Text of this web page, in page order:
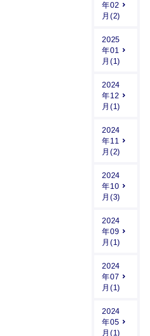
年02
月(2)
2025
年01
月(1)
2024
年12
月(1)
2024
年11
月(2)
2024
年10
月(3)
2024
年09
月(1)
2024
年07
月(1)
2024
年05
月(1)